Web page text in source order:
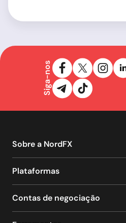
Siga-nos
Sobre a NordFX
Plataformas
Contas de negociação